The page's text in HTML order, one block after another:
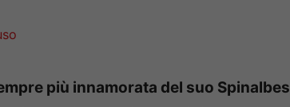
più innamorata del suo